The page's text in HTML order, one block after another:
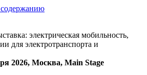
электрическая мобильность,
для электротранспорта и
2026, Москва, Main Stage